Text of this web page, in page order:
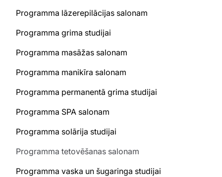
Programma lāzerepilācijas salonam
Programma grima studijai
Programma masāžas salonam
Programma manikīra salonam
Programma permanentā grima studijai
Programma SPA salonam
Programma solārija studijai
Programma tetovēšanas salonam
Programma vaska un šugaringa studijai